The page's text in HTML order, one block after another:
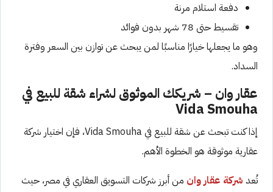
دفعة استلام مرنة
تقسيط حتى 78 شهر بدون فوائد
وهو ما يجعلها خيارًا مناسبًا لمن يبحث عن توازن بين السعر وفترة
السداد.
عقار وان – شريكك الموثوق لشراء شقة للبيع في
Vida Smouha
إذا كنت تبحث عن شقة للبيع في Vida Smouha، فإن اختيار شركة
عقارية موثوقة هو الخطوة الأهم.
تُعد شركة عقار وان من أبرز شركات التسويق العقاري في مصر، حيث